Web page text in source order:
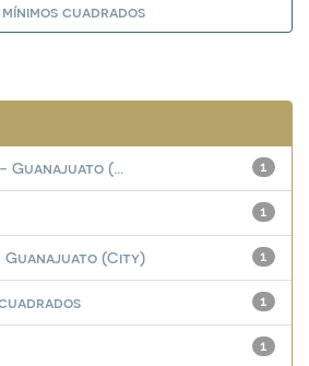
cuadrados
1
Guanajuato (...
1
1
(City)
1
1